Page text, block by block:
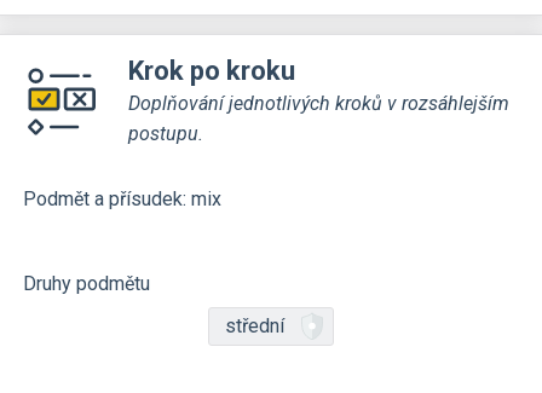
Krok po kroku
Doplňování jednotlivých kroků v rozsáhlejším
postupu.
Podmět a přísudek: mix
Druhy podmětu
střední